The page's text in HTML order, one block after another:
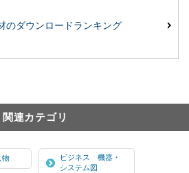
のダウンロードランキング
関連カテゴリ
物
ビジネス 機器・
システム図